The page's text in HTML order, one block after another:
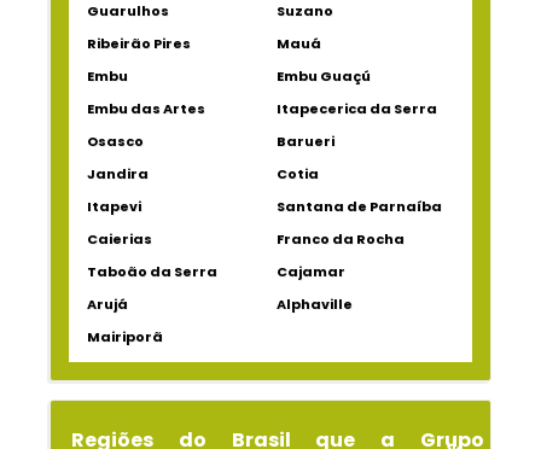
Guarulhos
Suzano
Ribeirão Pires
Mauá
Embu
Embu Guaçú
Embu das Artes
Itapecerica da Serra
Osasco
Barueri
Jandira
Cotia
Itapevi
Santana de Parnaíba
Caierias
Franco da Rocha
Taboão da Serra
Cajamar
Arujá
Alphaville
Mairiporã
Regiões do Brasil que a Grupo